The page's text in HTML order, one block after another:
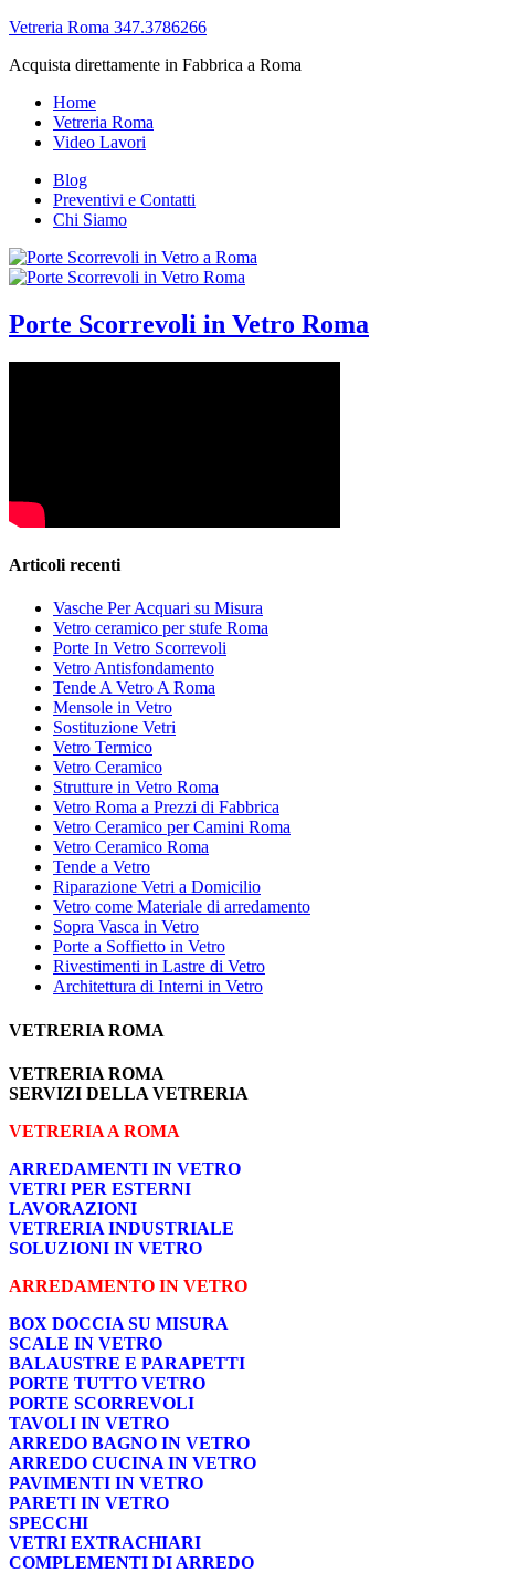
Vetreria Roma 347.3786266
Acquista direttamente in Fabbrica a Roma
Home
Vetreria Roma
Video Lavori
Blog
Preventivi e Contatti
Chi Siamo
Porte Scorrevoli in Vetro Roma
Articoli recenti
Vasche Per Acquari su Misura
Vetro ceramico per stufe Roma
Porte In Vetro Scorrevoli
Vetro Antisfondamento
Tende A Vetro A Roma
Mensole in Vetro
Sostituzione Vetri
Vetro Termico
Vetro Ceramico
Strutture in Vetro Roma
Vetro Roma a Prezzi di Fabbrica
Vetro Ceramico per Camini Roma
Vetro Ceramico Roma
Tende a Vetro
Riparazione Vetri a Domicilio
Vetro come Materiale di arredamento
Sopra Vasca in Vetro
Porte a Soffietto in Vetro
Rivestimenti in Lastre di Vetro
Architettura di Interni in Vetro
VETRERIA ROMA
VETRERIA ROMA
SERVIZI DELLA VETRERIA
VETRERIA A ROMA
ARREDAMENTI IN VETRO
VETRI PER ESTERNI
LAVORAZIONI
VETRERIA INDUSTRIALE
SOLUZIONI IN VETRO
ARREDAMENTO IN VETRO
BOX DOCCIA SU MISURA
SCALE IN VETRO
BALAUSTRE E PARAPETTI
PORTE TUTTO VETRO
PORTE SCORREVOLI
TAVOLI IN VETRO
ARREDO BAGNO IN VETRO
ARREDO CUCINA IN VETRO
PAVIMENTI IN VETRO
PARETI IN VETRO
SPECCHI
VETRI EXTRACHIARI
COMPLEMENTI DI ARREDO